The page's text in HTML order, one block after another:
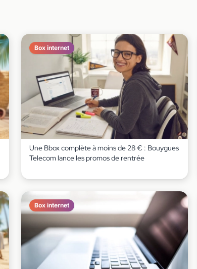
Box internet
Une Bbox complète à moins de 28 € : Bouygues
Telecom lance les promos de rentrée
Box internet